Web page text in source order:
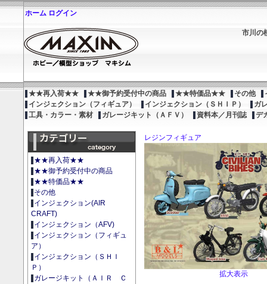
ホーム ログイン
市川の
★★再入荷★★ ★★御予約受付中の商品 ★★特価品★★ その他
インジェクション（フィギュア）
インジェクション（ＳＨＩＰ）
ガ
工具・カラー・素材
ガレージキット（ＡＦＶ） 資料本／月刊誌 デ
★★再入荷★★
★★御予約受付中の商品
★★特価品★★
その他
インジェクション(AIR
CRAFT)
インジェクション（AFV)
インジェクション（フィギュ
ア）
インジェクション（ＳＨＩ
Ｐ）
ガレージキット（ＡＩＲ Ｃ
レジンフィギュア
拡大表示